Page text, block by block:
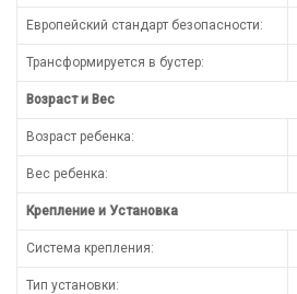
Европейский стандарт безопасности:
Трансформируется в бустер:
Возраст и Вес
Возраст ребенка:
Вес ребенка:
Крепление и Установка
Система крепления:
Тип установки: